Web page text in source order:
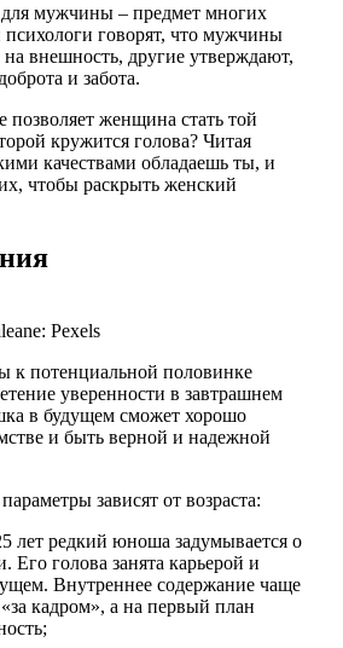
мужчины – предмет многих
говорят, что мужчины
внешность, другие утверждают,
и забота.
позволяет женщина стать той
кружится голова? Читая
качествами обладаешь ты, и
чтобы раскрыть женский
Pexels
к потенциальной половинке
уверенности в завтрашнем
в будущем сможет хорошо
и быть верной и надежной
зависят от возраста:
лет редкий юноша задумывается о
Его голова занята карьерой и
Внутреннее содержание чаще
«за кадром», а на первый план